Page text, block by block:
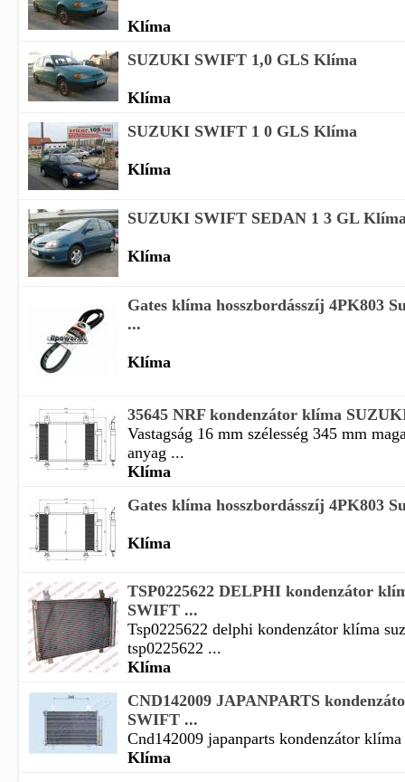
Klíma
SUZUKI SWIFT 1,0 GLS Klíma
Klíma
SUZUKI SWIFT 1 0 GLS Klíma
Klíma
SUZUKI SWIFT SEDAN 1 3 GL
Klíma
Gates klíma hosszbordásszíj 4PK803
...
Klíma
35645 NRF kondenzátor klíma
Vastagság 16 mm szélesség 345 mm
anyag ...
Klíma
Gates klíma hosszbordásszíj 4PK803
Klíma
TSP0225622 DELPHI kondenzátor
SWIFT ...
Tsp0225622 delphi kondenzátor klíma
tsp0225622 ...
Klíma
CND142009 JAPANPARTS
SWIFT ...
Cnd142009 japanparts kondenzátor
Klíma